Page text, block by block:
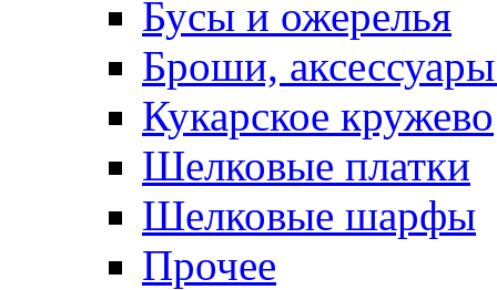
Бусы и ожерелья
Броши,
Кукарское кружево
Шелковые платки
Шелковые шарфы
Прочее